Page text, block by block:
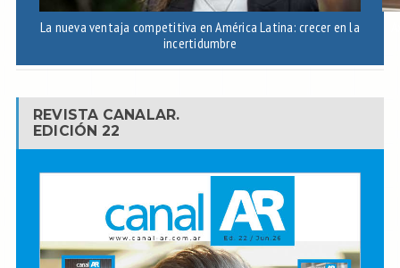
La nueva ventaja competitiva en América Latina: crecer en la
incertidumbre
REVISTA CANALAR.
EDICIÓN 22